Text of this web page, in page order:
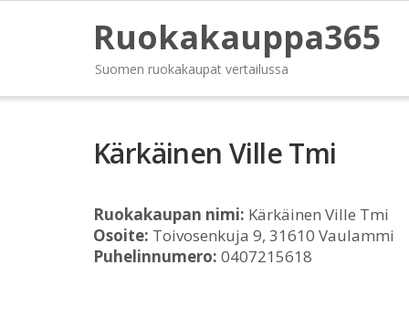
Ruokakauppa365
Suomen ruokakaupat vertailussa
Kärkäinen Ville Tmi
Ruokakaupan nimi: Kärkäinen Ville Tmi
Osoite: Toivosenkuja 9, 31610 Vaulammi
Puhelinnumero: 0407215618